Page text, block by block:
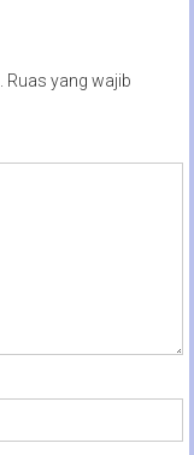
Ruas yang wajib